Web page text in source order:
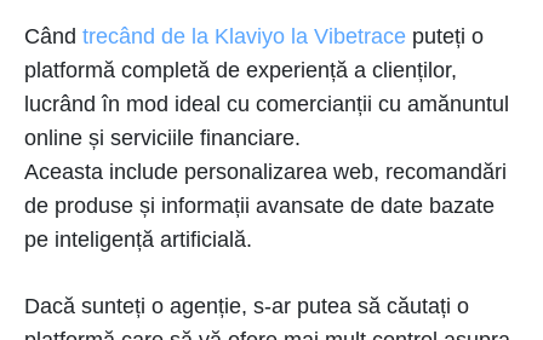
Când trecând de la Klaviyo la Vibetrace puteți o
platformă completă de experiență a clienților,
lucrând în mod ideal cu comercianții cu amănuntul
online și serviciile financiare.
Aceasta include personalizarea web, recomandări
de produse și informații avansate de date bazate
pe inteligență artificială.
Dacă sunteți o agenție, s-ar putea să căutați o